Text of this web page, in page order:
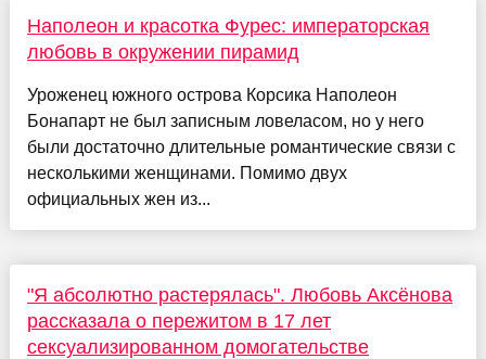
Наполеон и красотка Фурес: императорская
любовь в окружении пирамид
Уроженец южного острова Корсика Наполеон
Бонапарт не был записным ловеласом, но у него
были достаточно длительные романтические связи с
несколькими женщинами. Помимо двух
официальных жен из...
"Я абсолютно растерялась". Любовь Аксёнова
рассказала о пережитом в 17 лет
сексуализированном домогательстве